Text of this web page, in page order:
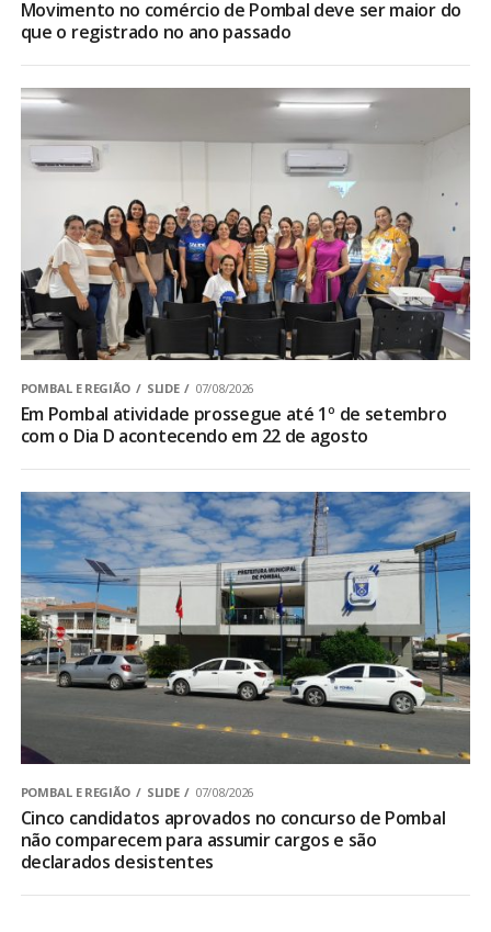
Movimento no comércio de Pombal deve ser maior do
que o registrado no ano passado
POMBAL E REGIÃO SLIDE 07/08/2026
Em Pombal atividade prossegue até 1º de setembro
com o Dia D acontecendo em 22 de agosto
POMBAL E REGIÃO SLIDE 07/08/2026
Cinco candidatos aprovados no concurso de Pombal
não comparecem para assumir cargos e são
declarados desistentes